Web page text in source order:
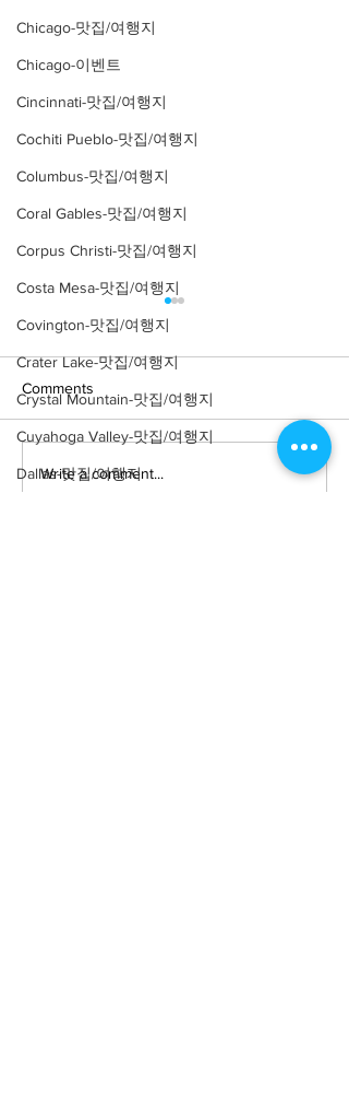
Chicago-맛집/여행지
Chicago-이벤트
Cincinnati-맛집/여행지
Cochiti Pueblo-맛집/여행지
Columbus-맛집/여행지
Coral Gables-맛집/여행지
Corpus Christi-맛집/여행지
Costa Mesa-맛집/여행지
Covington-맛집/여행지
Crater Lake-맛집/여행지
Crystal Mountain-맛집/여행지
Cuyahoga Valley-맛집/여행지
Dallas-맛집/여행지
[여행지/캘리포니아
Comments
Write a comment...